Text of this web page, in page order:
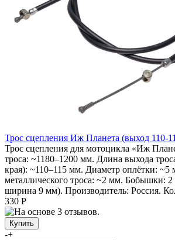
Трос сцепления Иж Планета (выход 110-
Трос сцепления для мотоцикла «Иж
троса: ~1180–1200 мм. Длина выхода
края): ~110–115 мм. Диаметр оплётки: ~5
металлического троса: ~2 мм. Бобышки:
ширина 9 мм). Производитель: Россия.
330 Р
-+